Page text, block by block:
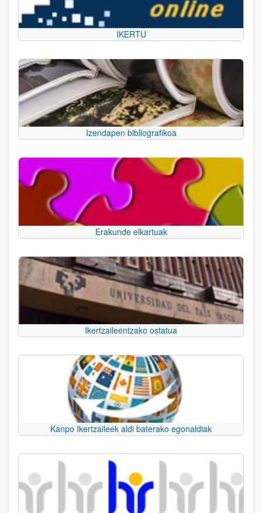
IKERTU
Izendapen bibliografikoa
Erakunde elkartuak
Ikertzaileentzako ostatua
Kanpo Ikertzaileek aldi baterako egonaldiak